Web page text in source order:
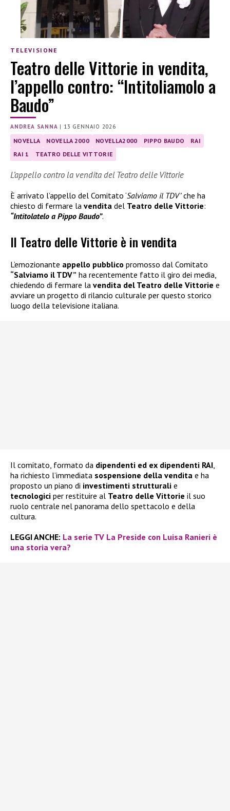
TELEVISIONE
Teatro delle Vittorie in vendita,
l’appello contro: “Intitoliamolo a
Baudo”
ANDREA SANNA | 13 GENNAIO 2026
NOVELLA NOVELLA 2000 NOVELLA2000 PIPPO BAUDO
RAI
RAI 1
TEATRO DELLE VITTORIE
L’appello contro la vendita del Teatro delle Vittorie
È arrivato l’appello del Comitato ‘Salviamo il TDV’che ha
chiesto di fermare la vendita del Teatro delle Vittorie:
“Intitolatelo a Pippo Baudo”.
Il Teatro delle Vittorie è in vendita
L’emozionante appello pubblico promosso dal Comitato
“Salviamo il TDV” ha recentemente fatto il giro dei media,
chiedendo di fermare la vendita del Teatro delle Vittorie e
avviare un progetto di rilancio culturale per questo storico
luogo della televisione italiana.
Il comitato, formato da dipendenti ed ex dipendenti RAI,
ha richiesto l’immediata sospensione della vendita e ha
proposto un piano di investimenti strutturali e
tecnologici per restituire al Teatro delle Vittorie il suo
ruolo centrale nel panorama dello spettacolo e della
cultura.
LEGGI ANCHE: La serie TV La Preside con Luisa Ranieri è
una storia vera?